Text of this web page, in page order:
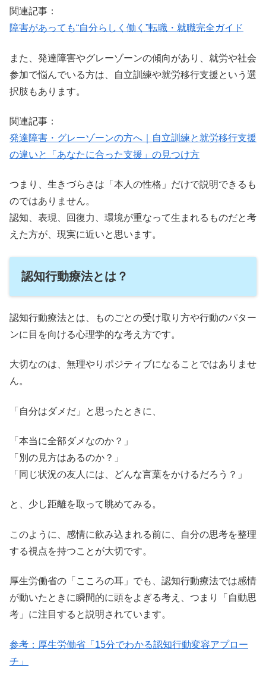
関連記事：
障害があっても“自分らしく働く”転職・就職完全ガイド
また、発達障害やグレーゾーンの傾向があり、就労や社会
参加で悩んでいる方は、自立訓練や就労移行支援という選
択肢もあります。
関連記事：
発達障害・グレーゾーンの方へ｜自立訓練と就労移行支援
の違いと「あなたに合った支援」の見つけ方
つまり、生きづらさは「本人の性格」だけで説明できるも
のではありません。
認知、表現、回復力、環境が重なって生まれるものだと考
えた方が、現実に近いと思います。
認知行動療法とは？
認知行動療法とは、ものごとの受け取り方や行動のパター
ンに目を向ける心理学的な考え方です。
大切なのは、無理やりポジティブになることではありませ
ん。
「自分はダメだ」と思ったときに、
「本当に全部ダメなのか？」
「別の見方はあるのか？」
「同じ状況の友人には、どんな言葉をかけるだろう？」
と、少し距離を取って眺めてみる。
このように、感情に飲み込まれる前に、自分の思考を整理
する視点を持つことが大切です。
厚生労働省の「こころの耳」でも、認知行動療法では感情
が動いたときに瞬間的に頭をよぎる考え、つまり「自動思
考」に注目すると説明されています。
参考：厚生労働省「15分でわかる認知行動変容アプロー
チ」